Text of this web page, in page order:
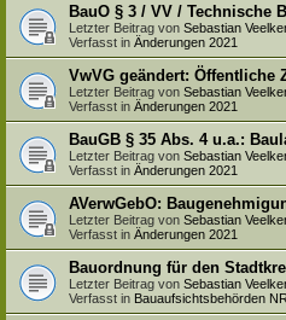
BauO § 3 / VV / Technische
Letzter Beitrag von Sebastian
Verfasst in Änderungen 2021
VwVG geändert: Öffentliche
Letzter Beitrag von Sebastian
Verfasst in Änderungen 2021
BauGB § 35 Abs. 4 u.a.:
Letzter Beitrag von Sebastian
Verfasst in Änderungen 2021
AVerwGebO:
Letzter Beitrag von Sebastian
Verfasst in Änderungen 2021
Bauordnung für den
Letzter Beitrag von Sebastian
Verfasst in Bauaufsichtsbehörden